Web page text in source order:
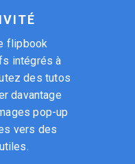
flipbook
intégrés à
des tutos
davantage
pop-up
vers des